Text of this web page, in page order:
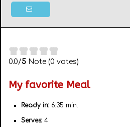
0.0/5 Note (0 votes)
My favorite Meal
Ready in: 6:35 min.
Serves: 4